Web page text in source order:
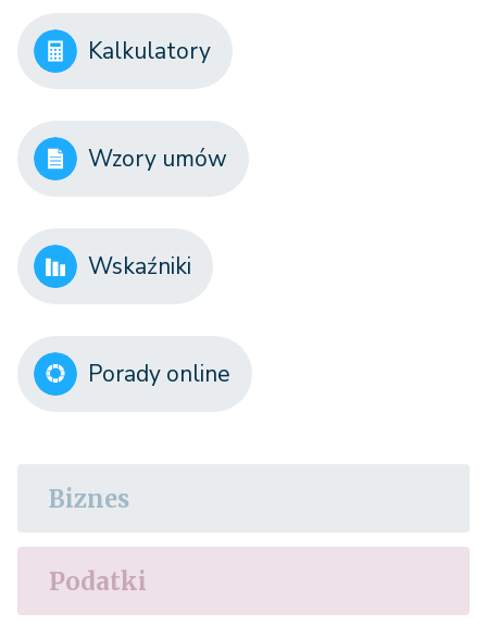
Kalkulatory
Wzory umów
Wskaźniki
Porady online
Biznes
Podatki